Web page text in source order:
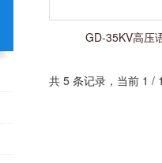
GD-35KV高压
共 5 条记录，当前 1